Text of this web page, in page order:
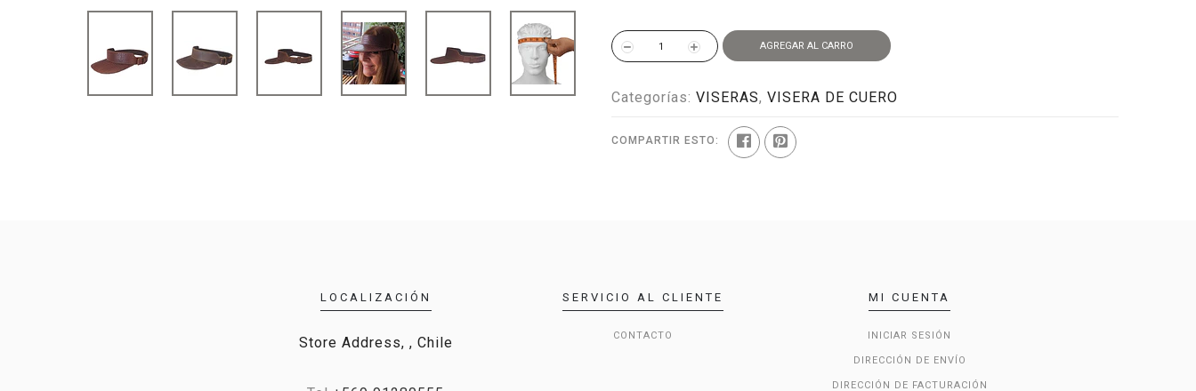
AGREGAR AL CARRO
Categorías: VISERAS, VISERA DE CUERO
COMPARTIR ESTO:
LOCALIZACIÓN
Store Address, , Chile
SERVICIO AL CLIENTE
CONTACTO
MI CUENTA
INICIAR SESIÓN
DIRECCIÓN DE ENVÍO
DIRECCIÓN DE FACTURACIÓN